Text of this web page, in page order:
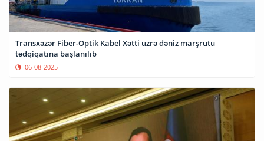
Transxəzər Fiber-Optik Kabel Xətti üzrə dəniz marşrutu
tədqiqatına başlanılıb
06-08-2025